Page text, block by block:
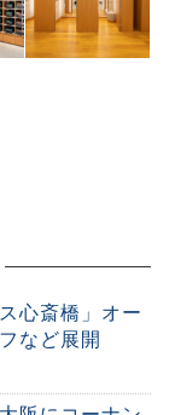
心斎橋」オー
など展開